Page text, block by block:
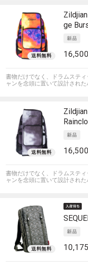
Zildjian
ge
書物だけでなく、ドラムステ
ャンを念頭に置いて設計された
Zildjian
書物だけでなく、ドラムステ
ャンを念頭に置いて設計された